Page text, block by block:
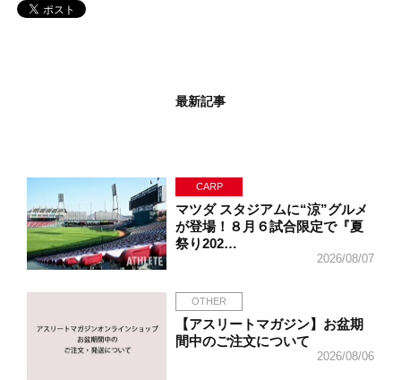
最新記事
CARP
マツダ スタジアムに“涼”グルメ
が登場！８月６試合限定で『夏
祭り202…
2026/08/07
OTHER
【アスリートマガジン】お盆期
間中のご注文について
2026/08/06